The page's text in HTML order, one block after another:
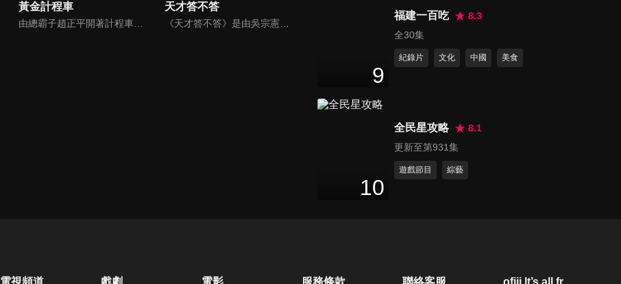
黃金計程車
由總霸子趙正平開著計程車在街頭隨機找尋搭車路人，進行機智問答，如果十題答對就可以拿走金元寶！如果沒有答對，就把當前獎金減一個0然後發放！另外節目中總霸子趙正平還會帶我們遍尋美食名景。
天才答不答
《天才答不答》是由吳宗憲和吳怡霈共同主持的益智節目。節目設立高額的獎金來考驗藝人們真實的人性，同時將題目立體化，讓你身歷其境去冒險答題。更有哪些出乎意料的處罰，讓藝人羞愧的不想再答錯！一個最接近「人性」與「真實」的益智節目，現在就讓吳宗憲帶你輕鬆玩轉知識。
107分鐘
第531集 TEMPO大對決
102
9
福建一百吃
8.3
全30集
紀錄片 文化 中國 美食
10
全民星攻略
8.1
更新至第931集
遊戲節目 綜藝
電視頻道 戲劇 電影 服務條款 聯絡客服